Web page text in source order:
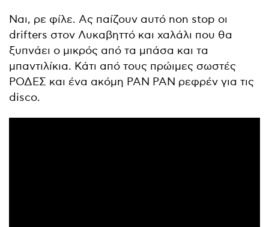
Ναι, ρε φίλε. Ας παίζουν αυτό non stop οι
drifters στον Λυκαβηττό και χαλάλι που θα
ξυπνάει ο μικρός από τα μπάσα και τα
μπαντιλίκια. Κάτι από τους πρώιμες σωστές
ΡΟΔΕΣ και ένα ακόμη PAN PAN ρεφρέν για τις
disco.